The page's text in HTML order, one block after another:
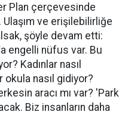
Plan çerçevesinde
ve erişilebilirliğe
şöyle devam etti:
engelli nüfus var. Bu
Kadınlar nasıl
nasıl gidiyor?
aracı mı var? 'Park
Biz insanların daha